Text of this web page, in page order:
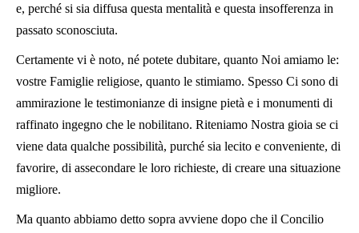
e, perché si sia diffusa questa mentalità e questa insofferenza in
passato sconosciuta.
Certamente vi è noto, né potete dubitare, quanto Noi amiamo le:
vostre Famiglie religiose, quanto le stimiamo. Spesso Ci sono di
ammirazione le testimonianze di insigne pietà e i monumenti di
raffinato ingegno che le nobilitano. Riteniamo Nostra gioia se ci
viene data qualche possibilità, purché sia lecito e conveniente, di
favorire, di assecondare le loro richieste, di creare una situazione
migliore.
Ma quanto abbiamo detto sopra avviene dopo che il Concilio